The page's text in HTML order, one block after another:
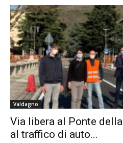
Valdagno
Via libera al Ponte
al traffico di auto...